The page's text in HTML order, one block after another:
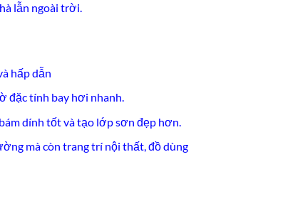
lẫn ngoài trời.
hấp dẫn
đặc tính bay hơi nhanh.
dính tốt và tạo lớp sơn đẹp hơn.
mà còn trang trí nội thất, đồ dùng